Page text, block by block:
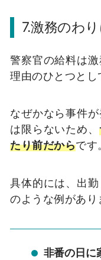
7.激務のわ
警察官の給料は
理由のひとつとし
なぜかなら事件
は限らないため、
たり前だからです
具体的には、出
のような例があり
非番の日に